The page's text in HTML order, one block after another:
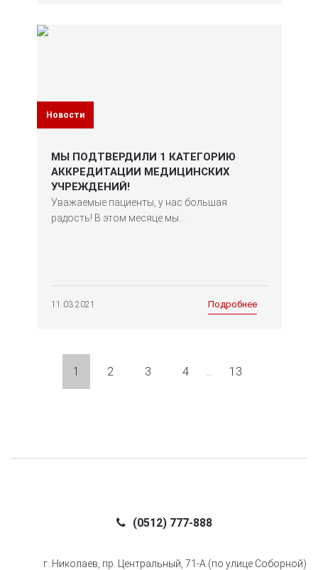
Новости
МЫ ПОДТВЕРДИЛИ 1 КАТЕГОРИЮ
АККРЕДИТАЦИИ МЕДИЦИНСКИХ
УЧРЕЖДЕНИЙ!
Уважаемые пациенты, у нас большая
радость! В этом месяце мы...
11.03.2021 Подробнее
1 2 3 4 … 13
(0512) 777-888
г. Николаев, пр. Центральный, 71-А (по улице Соборной)